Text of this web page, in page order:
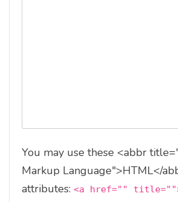
You may use these <abbr
Markup Language">HTML</
attributes: <a href=""